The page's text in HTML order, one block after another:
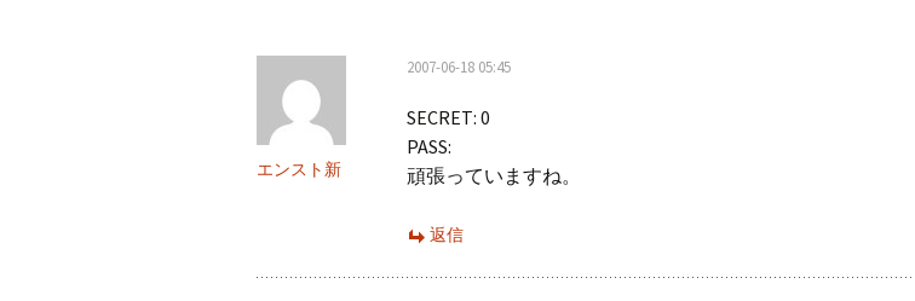
エンスト新
2007-06-18 05:45
SECRET: 0
PASS:
頑張っていますね。
返信